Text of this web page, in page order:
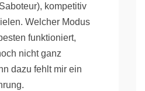
kompetitiv
Welcher Modus
funktioniert,
nicht ganz
dazu fehlt mir ein